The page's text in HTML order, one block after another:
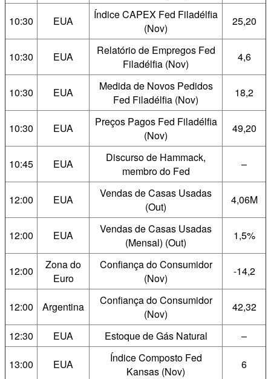
10:30 EUA
Índice CAPEX Fed Filadélfia
(Nov)
25,20
10:30 EUA
Relatório de Empregos Fed
Filadélfia (Nov)
4,6
10:30 EUA
Medida de Novos Pedidos
Fed Filadélfia (Nov)
18,2
10:30 EUA
Preços Pagos Fed Filadélfia
(Nov)
49,20
10:45 EUA
Discurso de Hammack,
membro do Fed
–
12:00 EUA
Vendas de Casas Usadas
(Out)
4,06M
12:00 EUA
Vendas de Casas Usadas
(Mensal) (Out)
1,5%
12:00
Zona do
Euro
Confiança do Consumidor
(Nov)
-14,2
12:00 Argentina
Confiança do Consumidor
(Nov)
42,32
12:30 EUA Estoque de Gás Natural –
13:00 EUA
Índice Composto Fed
Kansas (Nov)
6